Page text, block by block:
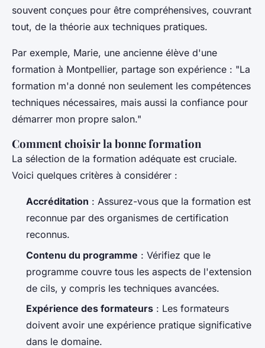
souvent conçues pour être compréhensives, couvrant
tout, de la théorie aux techniques pratiques.
Par exemple, Marie, une ancienne élève d'une
formation à Montpellier, partage son expérience : "La
formation m'a donné non seulement les compétences
techniques nécessaires, mais aussi la confiance pour
démarrer mon propre salon."
Comment choisir la bonne formation
La sélection de la formation adéquate est cruciale.
Voici quelques critères à considérer :
Accréditation : Assurez-vous que la formation est
reconnue par des organismes de certification
reconnus.
Contenu du programme : Vérifiez que le
programme couvre tous les aspects de l'extension
de cils, y compris les techniques avancées.
Expérience des formateurs : Les formateurs
doivent avoir une expérience pratique significative
dans le domaine.